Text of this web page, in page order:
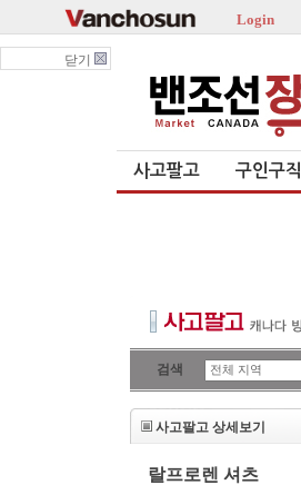
Login
닫기
사고팔고 구인구직
검색
사고팔고 상세보기
랄프로렌 셔츠